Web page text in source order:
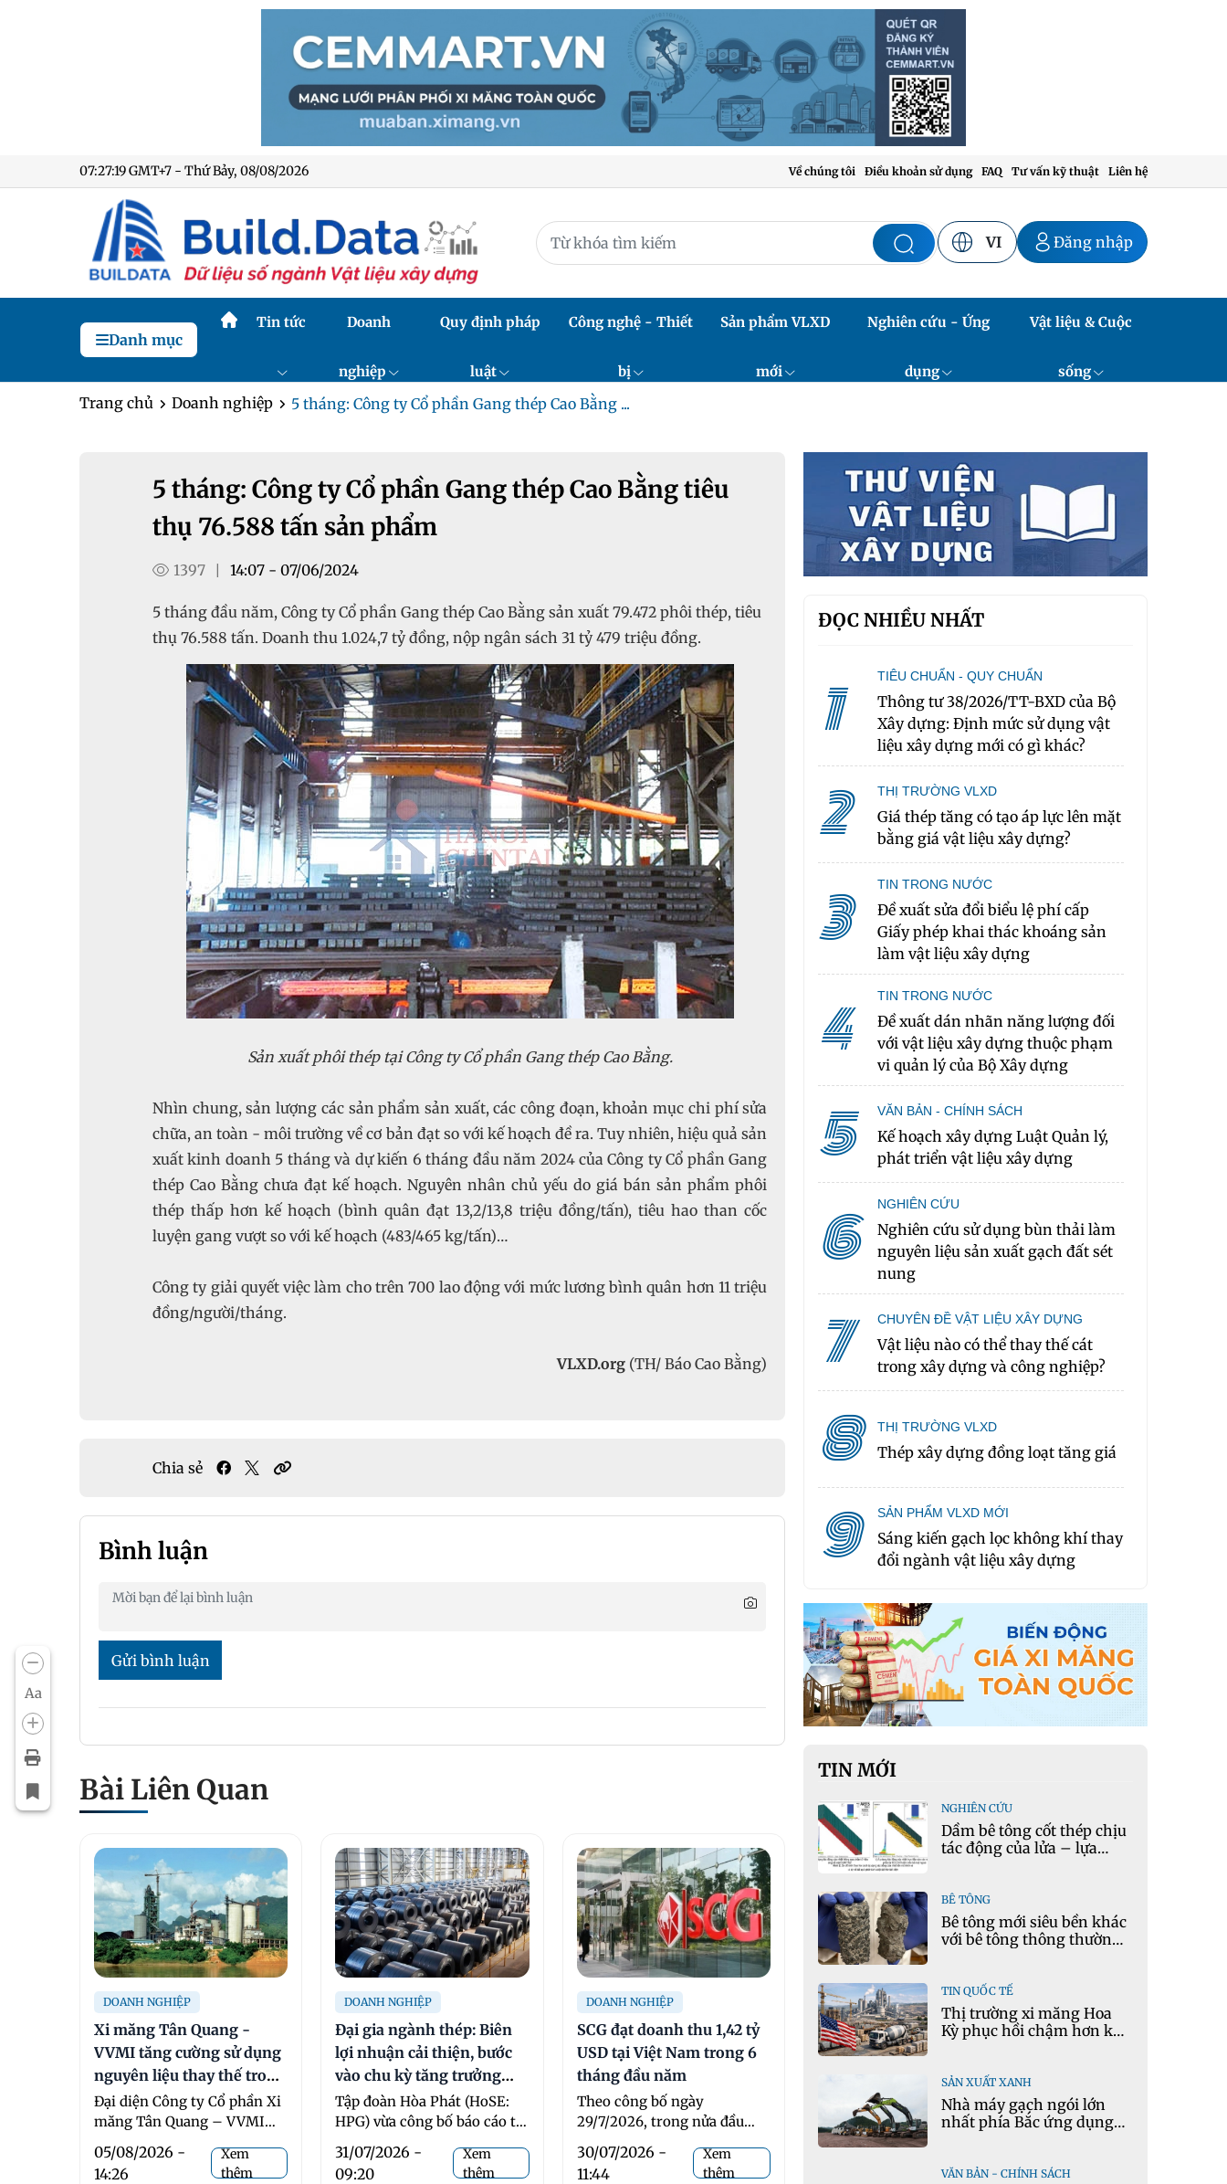
07:27:20 GMT+7 - Thứ Bảy, 08/08/2026 Về chúng tôi Điều khoản sử dụng FAQ Tư vấn kỹ thuật Liên hệ
VI Đăng nhập
Danh mục
Tin tức Doanh
nghiệp
Quy định pháp
luật
Công nghệ - Thiết
bị
Sản phẩm VLXD
mới
Nghiên cứu - Ứng
dụng
Vật liệu & Cuộc
sống
Trang chủ Doanh nghiệp 5 tháng: Công ty Cổ phần Gang thép Cao Bằng ...
Aa
5 tháng: Công ty Cổ phần Gang thép Cao Bằng tiêu
thụ 76.588 tấn sản phẩm
1397 14:07 - 07/06/2024
5 tháng đầu năm, Công ty Cổ phần Gang thép Cao Bằng sản xuất 79.472 phôi thép, tiêu
thụ 76.588 tấn. Doanh thu 1.024,7 tỷ đồng, nộp ngân sách 31 tỷ 479 triệu đồng.
Sản xuất phôi thép tại Công ty Cổ phần Gang thép Cao Bằng.
Nhìn chung, sản lượng các sản phẩm sản xuất, các công đoạn, khoản mục chi phí sửa
chữa, an toàn - môi trường về cơ bản đạt so với kế hoạch đề ra. Tuy nhiên, hiệu quả sản
xuất kinh doanh 5 tháng và dự kiến 6 tháng đầu năm 2024 của Công ty Cổ phần Gang
thép Cao Bằng chưa đạt kế hoạch. Nguyên nhân chủ yếu do giá bán sản phẩm phôi
thép thấp hơn kế hoạch (bình quân đạt 13,2/13,8 triệu đồng/tấn), tiêu hao than cốc
luyện gang vượt so với kế hoạch (483/465 kg/tấn)…
Công ty giải quyết việc làm cho trên 700 lao động với mức lương bình quân hơn 11 triệu
đồng/người/tháng.
VLXD.org (TH/ Báo Cao Bằng)
Chia sẻ
Bình luận
Gửi bình luận
Bài Liên Quan
DOANH NGHIỆP
Xi măng Tân Quang -
VVMI tăng cường sử dụng
nguyên liệu thay thế trong
sản xuất xi măng
Đại diện Công ty Cổ phần Xi
măng Tân Quang – VVMI
của biến ...
05/08/2026 -
14:26
Xem
thêm
DOANH NGHIỆP
Đại gia ngành thép: Biên
lợi nhuận cải thiện, bước
vào chu kỳ tăng trưởng
mới
Tập đoàn Hòa Phát (HoSE:
HPG) vừa công bố báo cáo tài
31/07/2026 -
09:20
Xem
thêm
DOANH NGHIỆP
SCG đạt doanh thu 1,42 tỷ
USD tại Việt Nam trong 6
tháng đầu năm
Theo công bố ngày
29/7/2026, trong nửa đầu
Tập đoàn SCG (Thái ...
30/07/2026 -
11:44
Xem
thêm
ĐỌC NHIỀU NHẤT
1 TIÊU CHUẨN - QUY CHUẨN
Thông tư 38/2026/TT-BXD của Bộ
Xây dựng: Định mức sử dụng vật
liệu xây dựng mới có gì khác?
2 THỊ TRƯỜNG VLXD
Giá thép tăng có tạo áp lực lên mặt
bằng giá vật liệu xây dựng?
3 TIN TRONG NƯỚC
Đề xuất sửa đổi biểu lệ phí cấp
Giấy phép khai thác khoáng sản
làm vật liệu xây dựng
4 TIN TRONG NƯỚC
Đề xuất dán nhãn năng lượng đối
với vật liệu xây dựng thuộc phạm
vi quản lý của Bộ Xây dựng
5 VĂN BẢN - CHÍNH SÁCH
Kế hoạch xây dựng Luật Quản lý,
phát triển vật liệu xây dựng
6 NGHIÊN CỨU
Nghiên cứu sử dụng bùn thải làm
nguyên liệu sản xuất gạch đất sét
nung
7 CHUYÊN ĐỀ VẬT LIỆU XÂY DỰNG
Vật liệu nào có thể thay thế cát
trong xây dựng và công nghiệp?
8 THỊ TRƯỜNG VLXD
Thép xây dựng đồng loạt tăng giá
9 SẢN PHẨM VLXD MỚI
Sáng kiến gạch lọc không khí thay
đổi ngành vật liệu xây dựng
TIN MỚI
NGHIÊN CỨU
Dầm bê tông cốt thép chịu
tác động của lửa – lựa
BÊ TÔNG
Bê tông mới siêu bền khác
với bê tông thông thường
TIN QUỐC TẾ
Thị trường xi măng Hoa
Kỳ phục hồi chậm hơn kỳ
SẢN XUẤT XANH
Nhà máy gạch ngói lớn
nhất phía Bắc ứng dụng
VĂN BẢN - CHÍNH SÁCH